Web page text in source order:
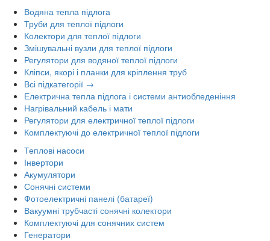
Водяна тепла підлога
Труби для теплої підлоги
Колектори для теплої підлоги
Змішувальні вузли для теплої підлоги
Регулятори для водяної теплої підлоги
Кліпси, якорі і планки для кріплення труб
Всі підкатегорії →
Електрична тепла підлога і системи антиобледеніння
Нагрівальний кабель і мати
Регулятори для електричної теплої підлоги
Комплектуючі до електричної теплої підлоги
Теплові насоси
Інвертори
Акумулятори
Сонячні системи
Фотоелектричні панелі (батареї)
Вакуумні трубчасті сонячні колектори
Комплектуючі для сонячних систем
Генератори